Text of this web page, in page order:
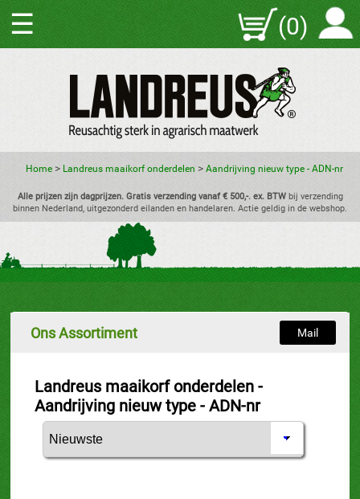
☰ (0)
Home> Landreus maaikorf onderdelen > Aandrijving nieuw type - ADN-nr
Alle prijzen zijn dagprijzen. Gratis verzending vanaf € 500,-. ex. BTWbij verzending
binnen Nederland, uitgezonderd eilanden en handelaren. Actie geldig in de webshop.
Ons Assortiment Mail
Landreus maaikorf onderdelen -
Aandrijving nieuw type - ADN-nr